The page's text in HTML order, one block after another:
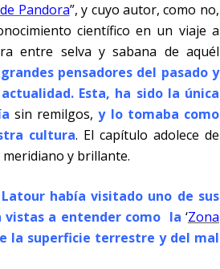
Pandora”, y cuyo autor, como no,
científico en un viaje a
entre selva y sabana de aquél
pensadores del pasado y
Esta, ha sido la única
sin remilgos,y lo tomaba como
cultura. El capítulo adolece de
y brillante.
Latour había visitado uno de sus
vistas a entender como la ‘Zona
la superficie terrestre y del mal